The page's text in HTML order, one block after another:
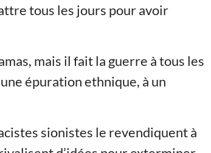
tous les jours pour avoir
mais il fait la guerre à tous les
épuration ethnique, à un
sionistes le revendiquent à